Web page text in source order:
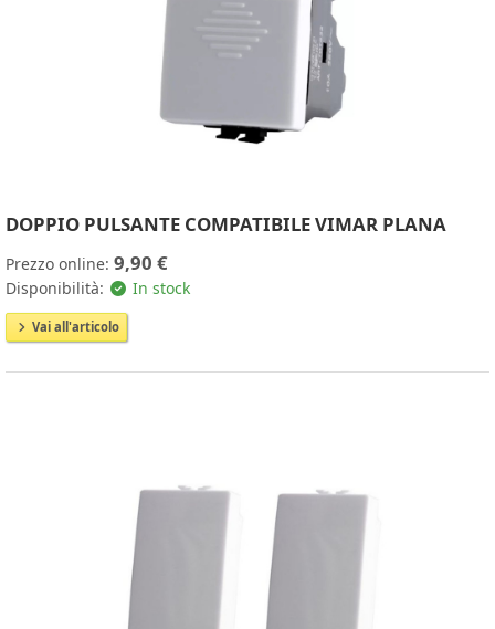
DOPPIO PULSANTE COMPATIBILE VIMAR PLANA
Prezzo online: 9,90 €
Disponibilità: In stock
Vai all'articolo